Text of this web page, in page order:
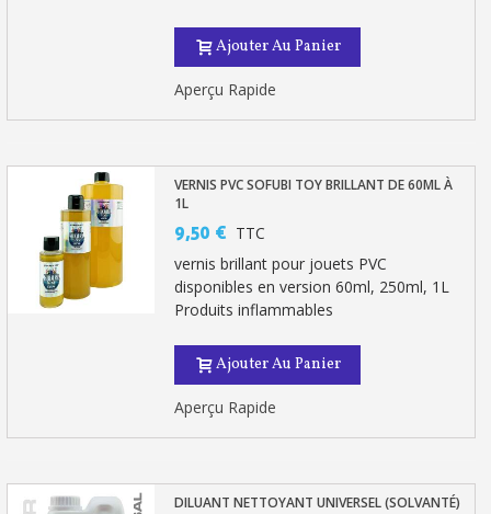
Ajouter Au Panier
Aperçu Rapide
VERNIS PVC SOFUBI TOY BRILLANT DE 60ML À
1L
9,50 € TTC
vernis brillant pour jouets PVC
disponibles en version 60ml, 250ml, 1L
Produits inflammables
Ajouter Au Panier
Aperçu Rapide
DILUANT NETTOYANT UNIVERSEL (SOLVANTÉ)